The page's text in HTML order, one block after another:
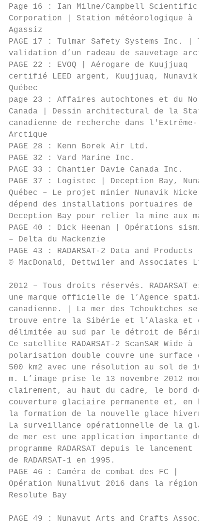
Page 16 : Ian Milne/Campbell Scientific
Corporation | Station météorologique à
Agassiz
PAGE 17 : Tulmar Safety Systems Inc. |
validation d’un radeau de sauvetage
PAGE 22 : EVOQ | Aérogare de Kuujjuaq
certifié LEED argent, Kuujjuaq, Nunavik,
Québec
page 23 : Affaires autochtones et du Nord
Canada | Dessin architectural de la Station
canadienne de recherche dans l'Extrême-
Arctique
PAGE 28 : Kenn Borek Air Ltd.
PAGE 32 : Vard Marine Inc.
PAGE 33 : Chantier Davie Canada Inc.
PAGE 37 : Logistec | Deception Bay,
Québec – Le projet minier Nunavik Nickel
dépend des installations portuaires de
Deception Bay pour relier la mine aux
PAGE 40 : Dick Heenan | Opérations
– Delta du Mackenzie
PAGE 43 : RADARSAT-2 Data and Products
© MacDonald, Dettwiler and Associates Ltd.
2012 – Tous droits réservés. RADARSAT est
une marque officielle de l’Agence
canadienne. | La mer des Tchouktches se
trouve entre la Sibérie et l’Alaska et
délimitée au sud par le détroit de
Ce satellite RADARSAT-2 ScanSAR Wide à
polarisation double couvre une surface de
500 km2 avec une résolution au sol de
m. L’image prise le 13 novembre 2012
clairement, au haut du cadre, le bord de
couverture glaciaire permanente et, en bas,
la formation de la nouvelle glace
La surveillance opérationnelle de la
de mer est une application importante du
programme RADARSAT depuis le
de RADARSAT-1 en 1995.
PAGE 46 : Caméra de combat des FC |
Opération Nunalivut 2016 dans la région de
Resolute Bay
PAGE 49 : Nunavut Arts and Crafts